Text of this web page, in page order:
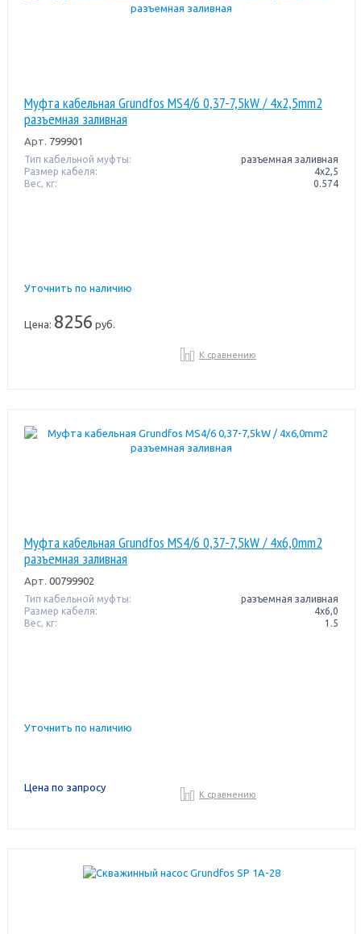
Муфта кабельная Grundfos MS4/6 0,37-7,5kW / 4x2,5mm2
разъемная заливная
Арт. 799901
Тип кабельной муфты:
разъемная заливная
Размер кабеля:
4x2,5
Вес, кг:
0.574
Уточнить по наличию
Цена: 8256 руб.
К сравнению
Муфта кабельная Grundfos MS4/6 0,37-7,5kW / 4x6,0mm2
разъемная заливная
Арт. 00799902
Тип кабельной муфты:
разъемная заливная
Размер кабеля:
4x6,0
Вес, кг:
1.5
Уточнить по наличию
Цена по запросу
К сравнению